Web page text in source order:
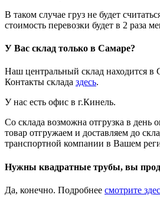
В таком случае груз не будет
стоимость перевозки будет в 2 раза
У Вас склад только в Самаре?
Наш центральный склад находится в
Контакты склада здесь.
У нас есть офис в г.Кинель.
Со склада возможна отгрузка в день
товар отгружаем и доставляем до
транспортной компании в Вашем
Нужны квадратные трубы, вы
Да, конечно. Подробнее смотрите